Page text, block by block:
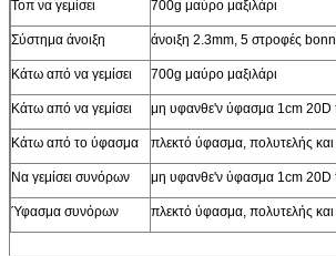
Τοπ να γεμίσει 700g μαύρο μαξιλάρι
Σύστημα άνοιξη άνοιξη 2.3mm, 5 στροφές
Κάτω από να γεμίσει 700g μαύρο μαξιλάρι
Κάτω από να γεμίσει μη υφανθε'ν ύφασμα 1cm 20D
Κάτω από το ύφασμα πλεκτό ύφασμα, πολυτελής και
Να γεμίσει συνόρων μη υφανθε'ν ύφασμα 1cm 20D
Ύφασμα συνόρων πλεκτό ύφασμα, πολυτελής και